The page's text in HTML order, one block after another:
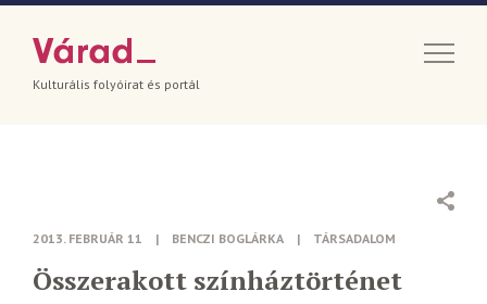
Kulturális folyóirat és portál
2013. FEBRUÁR 11 | BENCZI BOGLÁRKA | TÁRSADALOM
Összerakott színháztörténet